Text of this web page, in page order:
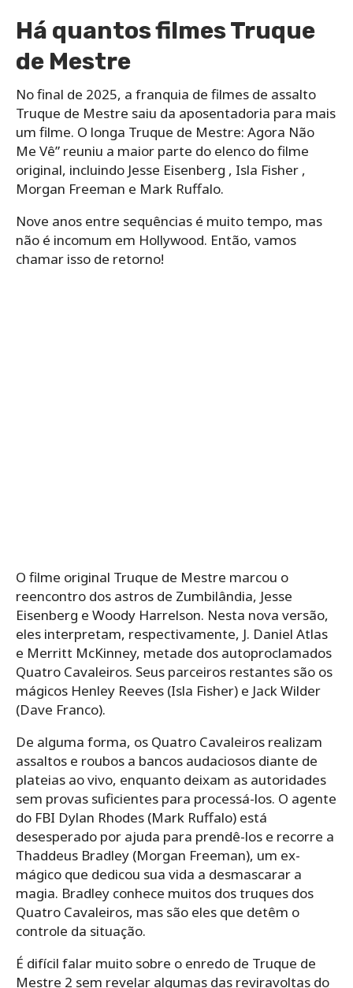
Há quantos filmes Truque
de Mestre
No final de 2025, a franquia de filmes de assalto
Truque de Mestre saiu da aposentadoria para mais
um filme. O longa Truque de Mestre: Agora Não
Me Vê” reuniu a maior parte do elenco do filme
original, incluindo Jesse Eisenberg , Isla Fisher ,
Morgan Freeman e Mark Ruffalo.
Nove anos entre sequências é muito tempo, mas
não é incomum em Hollywood. Então, vamos
chamar isso de retorno!
O filme original Truque de Mestre marcou o
reencontro dos astros de Zumbilândia, Jesse
Eisenberg e Woody Harrelson. Nesta nova versão,
eles interpretam, respectivamente, J. Daniel Atlas
e Merritt McKinney, metade dos autoproclamados
Quatro Cavaleiros. Seus parceiros restantes são os
mágicos Henley Reeves (Isla Fisher) e Jack Wilder
(Dave Franco).
De alguma forma, os Quatro Cavaleiros realizam
assaltos e roubos a bancos audaciosos diante de
plateias ao vivo, enquanto deixam as autoridades
sem provas suficientes para processá-los. O agente
do FBI Dylan Rhodes (Mark Ruffalo) está
desesperado por ajuda para prendê-los e recorre a
Thaddeus Bradley (Morgan Freeman), um ex-
mágico que dedicou sua vida a desmascarar a
magia. Bradley conhece muitos dos truques dos
Quatro Cavaleiros, mas são eles que detêm o
controle da situação.
É difícil falar muito sobre o enredo de Truque de
Mestre 2 sem revelar algumas das reviravoltas do